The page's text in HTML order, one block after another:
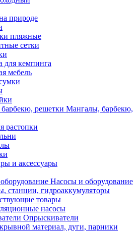
природе
пляжные
сетки
для кемпинга
мебель
Мангалы, барбекю,
растопки
и аксессуары
Насосы и оборудование
станции, гидроаккумуляторы
товары
насосы
Опрыскиватели